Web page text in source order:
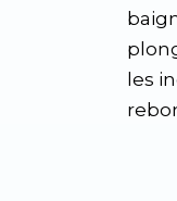
les